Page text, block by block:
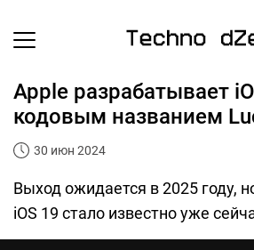
Apple разрабатывает
кодовым названием
30 июн 2024
Выход ожидается в 2025 году,
iOS 19 стало известно уже